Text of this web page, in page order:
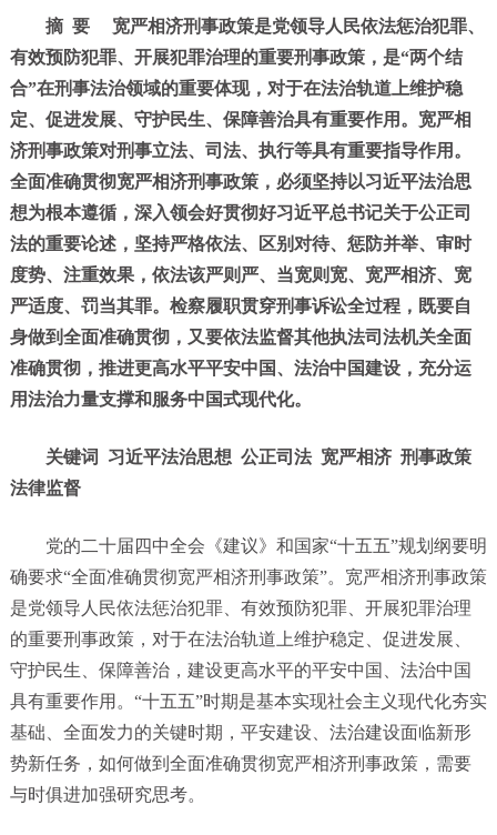
摘 要
宽严相济刑事政策是党领导人民依法惩治犯罪、
有效预防犯罪、开展犯罪治理的重要刑事政策，是“两个结
合”在刑事法治领域的重要体现，对于在法治轨道上维护稳
定、促进发展、守护民生、保障善治具有重要作用。宽严相
济刑事政策对刑事立法、司法、执行等具有重要指导作用。
全面准确贯彻宽严相济刑事政策，必须坚持以习近平法治思
想为根本遵循，深入领会好贯彻好习近平总书记关于公正司
法的重要论述，坚持严格依法、区别对待、惩防并举、审时
度势、注重效果，依法该严则严、当宽则宽、宽严相济、宽
严适度、罚当其罪。检察履职贯穿刑事诉讼全过程，既要自
身做到全面准确贯彻，又要依法监督其他执法司法机关全面
准确贯彻，推进更高水平平安中国、法治中国建设，充分运
用法治力量支撑和服务中国式现代化。
关键词
习近平法治思想 公正司法 宽严相济 刑事政策
法律监督
党的二十届四中全会《建议》和国家“十五五”规划纲要明
确要求“全面准确贯彻宽严相济刑事政策”。宽严相济刑事政策
是党领导人民依法惩治犯罪、有效预防犯罪、开展犯罪治理
的重要刑事政策，对于在法治轨道上维护稳定、促进发展、
守护民生、保障善治，建设更高水平的平安中国、法治中国
具有重要作用。“十五五”时期是基本实现社会主义现代化夯实
基础、全面发力的关键时期，平安建设、法治建设面临新形
势新任务，如何做到全面准确贯彻宽严相济刑事政策，需要
与时俱进加强研究思考。